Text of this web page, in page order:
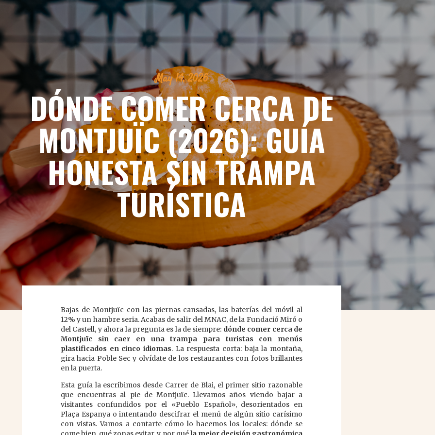
May 14, 2026
DÓNDE COMER CERCA DE
MONTJUÏC (2026): GUÍA
HONESTA SIN TRAMPA
TURÍSTICA
Bajas de Montjuïc con las piernas cansadas, las baterías del móvil al
12% y un hambre seria. Acabas de salir del MNAC, de la Fundació Miró o
del Castell, y ahora la pregunta es la de siempre: dónde comer cerca de
Montjuïc sin caer en una trampa para turistas con menús
plastificados en cinco idiomas. La respuesta corta: baja la montaña,
gira hacia Poble Sec y olvídate de los restaurantes con fotos brillantes
en la puerta.
Esta guía la escribimos desde Carrer de Blai, el primer sitio razonable
que encuentras al pie de Montjuïc. Llevamos años viendo bajar a
visitantes confundidos por el «Pueblo Español», desorientados en
Plaça Espanya o intentando descifrar el menú de algún sitio carísimo
con vistas. Vamos a contarte cómo lo hacemos los locales: dónde se